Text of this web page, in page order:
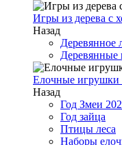
Игры из дерева с
Назад
Деревянное
Деревянные
Елочные игрушки
Назад
Год Змеи
Год зайца
Птицы леса
Наборы